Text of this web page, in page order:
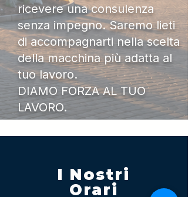
ricevere una consulenza
senza impegno. Saremo lieti
di accompagnarti nella scelta
della macchina più adatta al
tuo lavoro.
DIAMO FORZA AL TUO
LAVORO.
I Nostri
Orari